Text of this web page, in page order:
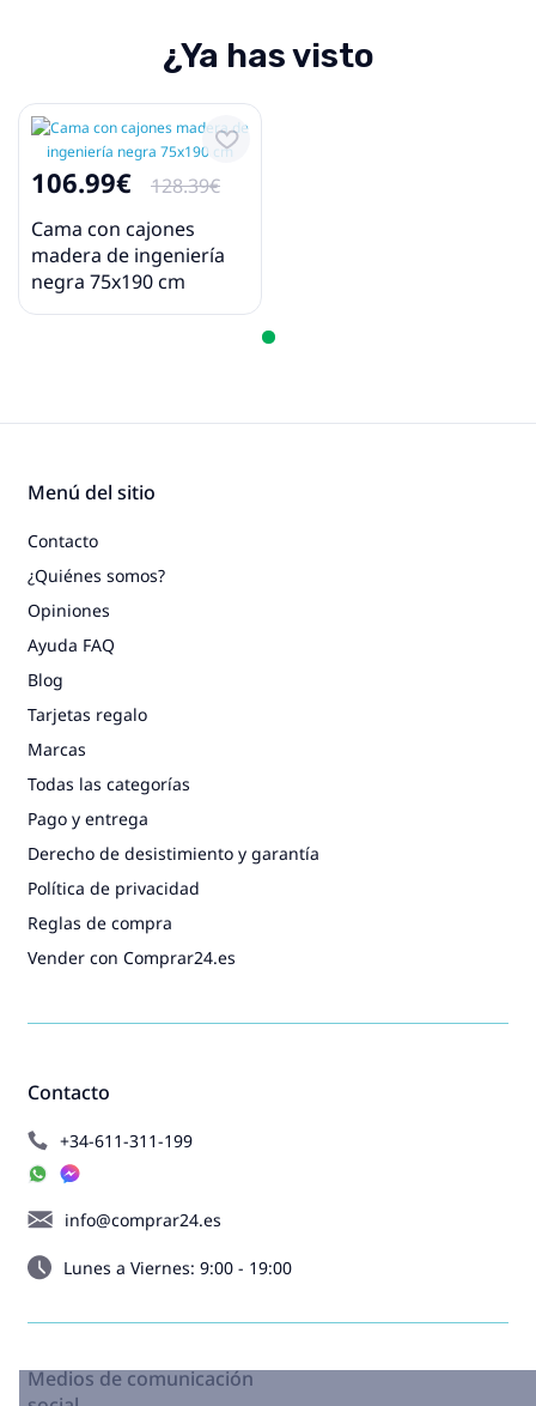
¿Ya has visto
106.99€
128.39€
Cama con cajones
madera de ingeniería
negra 75x190 cm
Contacto
+34-611-311-199
info@comprar24.es
Lunes a Viernes: 9:00 - 19:00
Menú del sitio
Contacto
¿Quiénes somos?
Opiniones
Ayuda FAQ
Blog
Tarjetas regalo
Marcas
Todas las categorías
Pago y entrega
Derecho de desistimiento y garantía
Política de privacidad
Reglas de compra
Vender con Comprar24.es
Medios de comunicación